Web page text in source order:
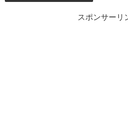
スポンサーリ